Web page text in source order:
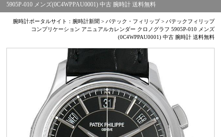
5905P-010 メンズ(0C4WPPAU0001) 中古 腕時計 送料無料
腕時計ポータルサイト：腕時計新聞 > パテック・フィリップ> パテックフィリップ
コンプリケーション アニュアルカレンダー クロノグラフ 5905P-010 メンズ
(0C4WPPAU0001) 中古 腕時計 送料無料